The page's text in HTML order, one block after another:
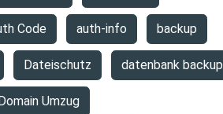
Code auth-info backup
Dateischutz datenbank backup
Umzug